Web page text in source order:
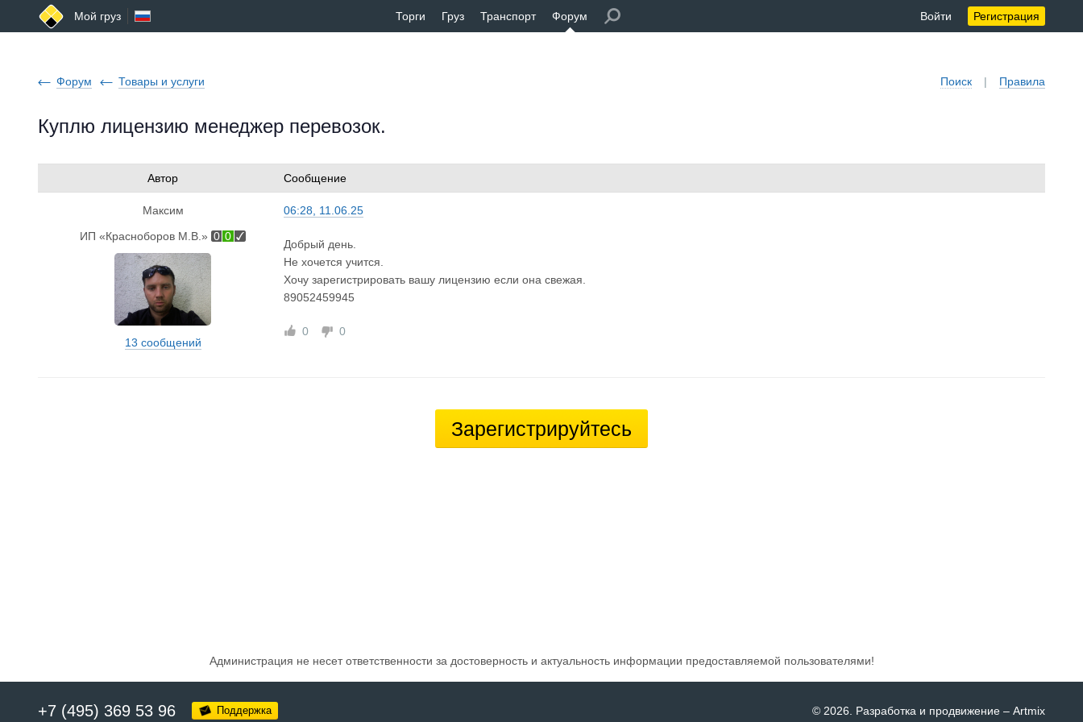
Мой груз Торги Груз Транспорт Форум Войти Регистрация
Поиск | Правила
Форум Товары и услуги
Куплю лицензию менеджер перевозок.
Автор Сообщение
Максим
ИП «Красноборов М.В.» 0 0
13 сообщений
06:28, 11.06.25
Добрый день.
Не хочется учится.
Хочу зарегистрировать вашу лицензию если она свежая.
89052459945
0 0
Зарегистрируйтесь
Администрация не несет ответственности за достоверность и актуальность информации предоставляемой пользователями!
+7 (495) 369 53 96 Поддержка © 2026 . Разработка и продвижение – Artmix